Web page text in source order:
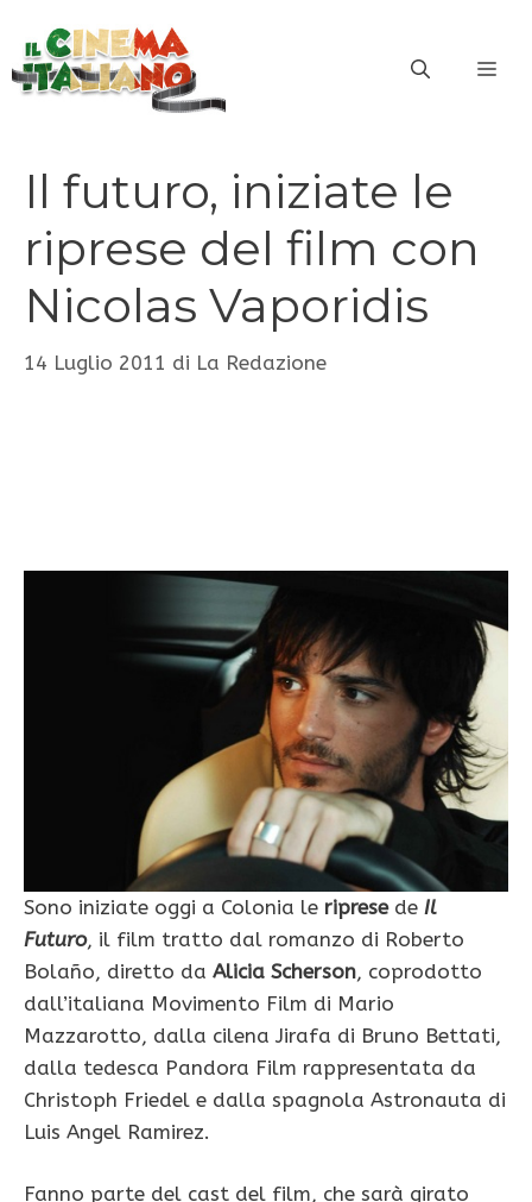
contenuto
Il futuro, iniziate le
riprese del film con
Nicolas Vaporidis
14 Luglio 2011 di La Redazione
Sono iniziate oggi a Colonia le ripresede Il
Futuro, il film tratto dal romanzo di Roberto
Bolaño, diretto da Alicia Scherson, coprodotto
dall’italiana Movimento Film di Mario
Mazzarotto, dalla cilena Jirafa di Bruno Bettati,
dalla tedesca Pandora Film rappresentata da
Christoph Friedel e dalla spagnola Astronauta di
Luis Angel Ramirez.
Fanno parte del cast del film, che sarà girato